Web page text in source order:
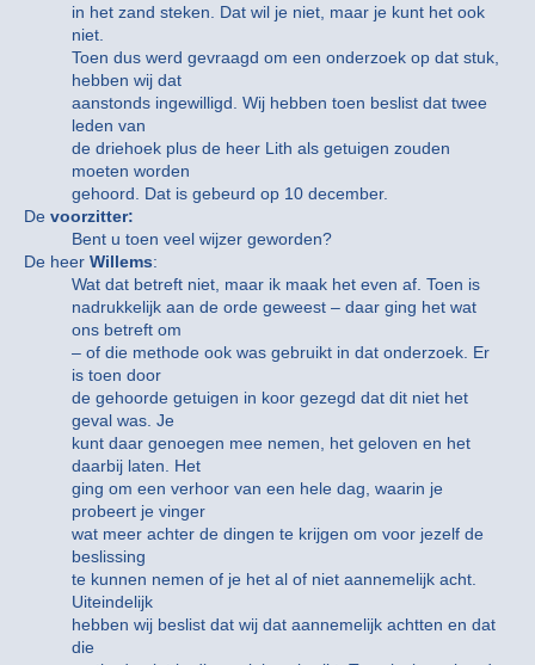
in het zand steken. Dat wil je niet, maar je kunt het ook
niet.
Toen dus werd gevraagd om een onderzoek op dat stuk,
hebben wij dat
aanstonds ingewilligd. Wij hebben toen beslist dat twee
leden van
de driehoek plus de heer Lith als getuigen zouden
moeten worden
gehoord. Dat is gebeurd op 10 december.
De voorzitter:
Bent u toen veel wijzer geworden?
De heer Willems:
Wat dat betreft niet, maar ik maak het even af. Toen is
nadrukkelijk aan de orde geweest – daar ging het wat
ons betreft om
– of die methode ook was gebruikt in dat onderzoek. Er
is toen door
de gehoorde getuigen in koor gezegd dat dit niet het
geval was. Je
kunt daar genoegen mee nemen, het geloven en het
daarbij laten. Het
ging om een verhoor van een hele dag, waarin je
probeert je vinger
wat meer achter de dingen te krijgen om voor jezelf de
beslissing
te kunnen nemen of je het al of niet aannemelijk acht.
Uiteindelijk
hebben wij beslist dat wij dat aannemelijk achtten en dat
die